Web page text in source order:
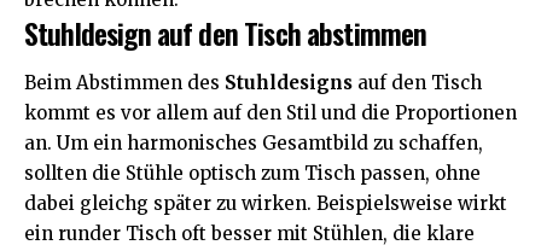
Stuhldesign auf den Tisch abstimmen
Beim Abstimmen des Stuhldesigns auf den Tisch
kommt es vor allem auf den Stil und die Proportionen
an. Um ein harmonisches Gesamtbild zu schaffen,
sollten die Stühle optisch zum Tisch passen, ohne
dabei gleichg später zu wirken. Beispielsweise wirkt
ein runder Tisch oft besser mit Stühlen, die klare